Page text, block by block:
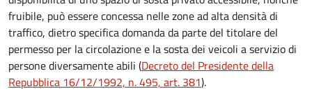
fruibile, può essere concessa nelle zone ad alta densità di
traffico, dietro specifica domanda da parte del titolare del
permesso per la circolazione e la sosta dei veicoli a servizio di
persone diversamente abili (Decreto del Presidente della
Repubblica 16/12/1992, n. 495, art. 381).